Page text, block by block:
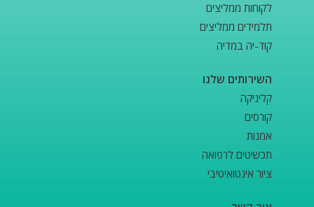
לקוחות ממליצים
תלמידים ממליצים
קוד-יה במדיה
השירותים שלנו
קליניקה
קורסים
אמנות
תכשיטים לרפואה
ציור אינטואיטיבי